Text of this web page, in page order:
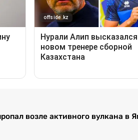
возле активного вулкана в